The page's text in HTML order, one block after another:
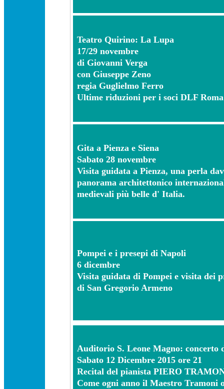
Teatro Quirino: La Lupa
17/29 novembre
di Giovanni Verga
con Giuseppe Zeno
regia Guglielmo Ferro
Ultime riduzioni per i soci DLF Roma
Gita a Pienza e Siena
Sabato 28 novembre
Visita guidata a Pienza, una perla
panorama architettonico
medievali più belle d' Italia.
Pompei e i presepi di Napoli
6 dicembre
Visita guidata di Pompei e visita dei
di San Gregorio Armeno
Auditorio S. Leone Magno: concerto
Sabato 12 Dicembre 2015 ore 21
Recital del pianista PIERO
Come ogni anno il Maestro Tramoni